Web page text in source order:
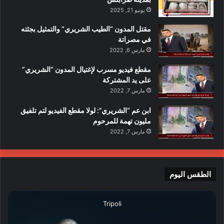
Success is largely a matter of holding on after others have let go.
يونيو 21, 2025
مقتل المدون “الطيب الشريري” والتمثيل بجثته
في مصراتة
مارس 6, 2022
مقطع فيديو مسرب لإغتيال المدون “الشريري”
على يد المشتركة
مارس 7, 2022
ابن عم “الشريري”: لولا مقطع الفيديو لتم تلفيق
مليون تهمة للمرحوم
مارس 7, 2022
الطقس اليوم
Tripoli